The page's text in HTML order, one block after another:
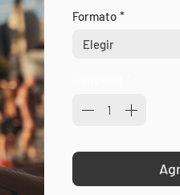
Formato *
Elegir